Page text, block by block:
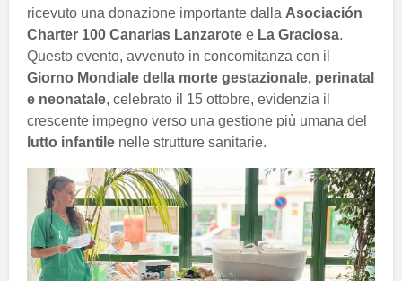
ricevuto una donazione importante dalla Asociación
Charter 100 Canarias Lanzarote e La Graciosa.
Questo evento, avvenuto in concomitanza con il
Giorno Mondiale della morte gestazionale, perinatal
e neonatale, celebrato il 15 ottobre, evidenzia il
crescente impegno verso una gestione più umana del
lutto infantile nelle strutture sanitarie.